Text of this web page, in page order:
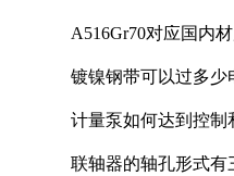
A516Gr70对应国内
镀镍钢带可以过多少
计量泵如何达到控制
联轴器的轴孔形式有